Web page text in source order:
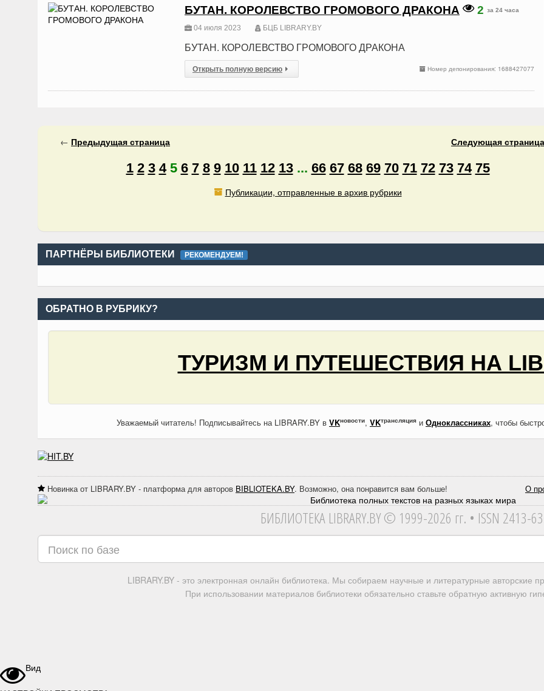
БУТАН. КОРОЛЕВСТВО ГРОМОВОГО ДРАКОНА 2 за 24 часа
04 июля 2023 БЦБ LIBRARY.BY
БУТАН. КОРОЛЕВСТВО ГРОМОВОГО ДРАКОНА
Номер депонирования: 1688427077
Открыть полную версию
← Предыдущая страница Следующая страница
1 2 3 4 5 6 7 8 9 10 11 12 13... 66 67 68 69 70 71 72 73 74 75
Публикации, отправленные в архив рубрики
ПАРТНЁРЫ БИБЛИОТЕКИ РЕКОМЕНДУЕМ!
ОБРАТНО В РУБРИКУ?
ТУРИЗМ И ПУТЕШЕСТВИЯ НА
Уважаемый читатель! Подписывайтесь на LIBRARY.BY в VKновости, VKтрансляция и Одноклассниках, чтобы
О
Новинка от LIBRARY.BY - платформа для авторов BIBLIOTEKA.BY. Возможно, она понравится вам больше!
БИБЛИОТЕКА LIBRARY.BY © 1999-2026 гг. • ISSN 2413-
LIBRARY.BY - это электронная онлайн библиотека. Мы собираем научные и литературные авторские
При использовании материалов библиотеки обязательно ставьте обратную активную
Вид